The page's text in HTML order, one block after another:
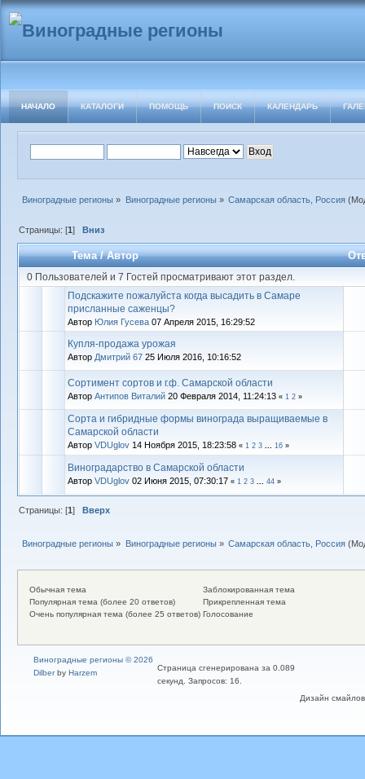
НАЧАЛО КАТАЛОГИ ПОМОЩЬ ПОИСК КАЛЕНДАРЬ
Виноградные регионы » Виноградные регионы » Самарская область, Россия
Страницы: [1] Вниз
Тема/Автор
0 Пользователей и 7 Гостей просматривают этот раздел.
Подскажите пожалуйста когда высадить в Самаре
присланные саженцы?
Автор Юлия Гусева 07 Апреля 2015, 16:29:52
Купля-продажа урожая
Автор Дмитрий 67 25 Июля 2016, 10:16:52
Сортимент сортов и г.ф. Самарской области
Автор Антипов Виталий 20 Февраля 2014, 11:24:13 « 1 2 »
Сорта и гибридные формы винограда выращиваемые в
Самарской области
Автор VDUglov 14 Ноября 2015, 18:23:58 « 1 2 3 16 »
Виноградарство в Самарской области
Автор VDUglov 02 Июня 2015, 07:30:17 « 1 2 3 44 »
Страницы: [1]Вверх
Виноградные регионы » Виноградные регионы» Самарская область, Россия
Обычная тема
Популярная тема (более 20 ответов)
Очень популярная тема (более 25 ответов)
Заблокированная тема
Прикрепленная тема
Голосование
Дизайн
Виноградные регионы © 2026
Dilberby Harzem
Страница сгенерирована за 0.089
секунд. Запросов: 16.